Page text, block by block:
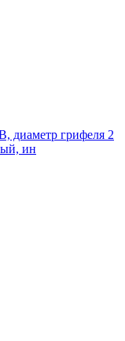
диаметр грифеля 2
ин